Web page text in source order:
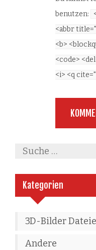
benutzen:
<abbr
<b>
<code>
<i> <q
Kategorien
3D-Bilder
Andere